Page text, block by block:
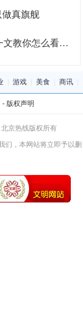
做真旗舰
看手机处理器好坏
游戏 美食 商讯
- 版权声明
京热线版权所有
们，本网站将立即予以删